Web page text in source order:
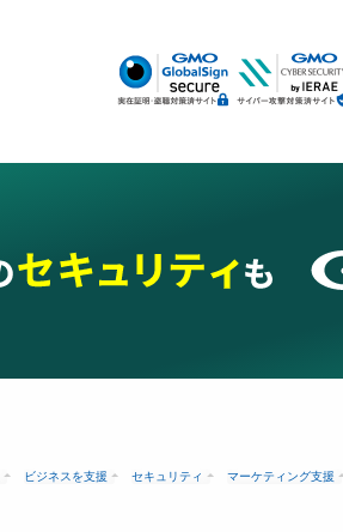
ビジネスを支援 セキュリティ マーケティング支援